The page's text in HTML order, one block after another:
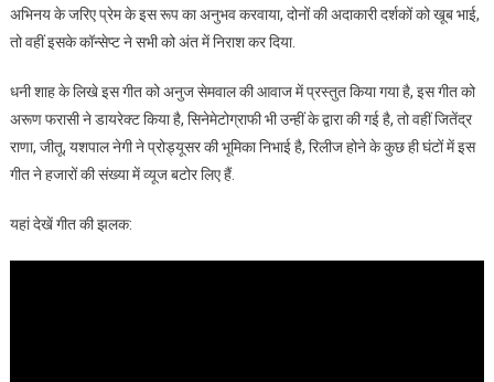
अभिनय के जरिए प्रेम के इस रूप का अनुभव करवाया, दोनों की अदाकारी दर्शकों को खूब भाई,
तो वहीं इसके कॉन्सेप्ट ने सभी को अंत में निराश कर दिया.
धनी शाह के लिखे इस गीत को अनुज सेमवाल की आवाज में प्रस्तुत किया गया है, इस गीत को
अरूण फरासी ने डायरेक्ट किया है, सिनेमेटोग्राफी भी उन्हीं के द्वारा की गई है, तो वहीं जितेंद्र
राणा, जीतू, यशपाल नेगी ने प्रोड्यूसर की भूमिका निभाई है, रिलीज होने के कुछ ही घंटों में इस
गीत ने हजारों की संख्या में व्यूज बटोर लिए हैं.
यहां देखें गीत की झलक: